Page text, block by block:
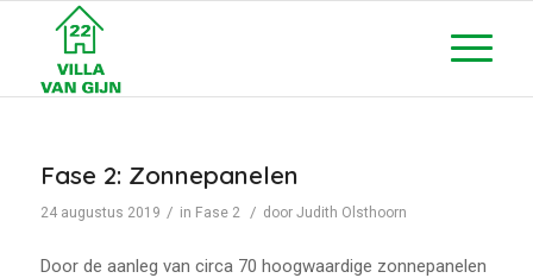
Fase 2: Zonnepanelen
24 augustus 2019 / in Fase 2 / door Judith Olsthoorn
Door de aanleg van circa 70 hoogwaardige zonnepanelen